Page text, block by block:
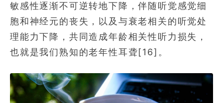
敏感性逐渐不可逆转地下降，伴随听觉感觉细
胞和神经元的丧失，以及与衰老相关的听觉处
理能力下降，共同造成年龄相关性听力损失，
也就是我们熟知的老年性耳聋[16]。